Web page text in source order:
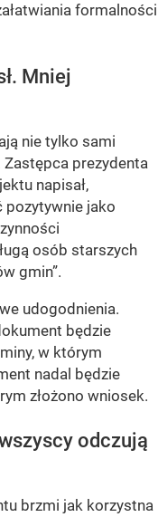
formalności
Mniej
nie tylko sami
prezydenta
napisał,
pozytywnie jako
osób starszych
gmin”.
udogodnienia.
będzie
w którym
nadal będzie
złożono wniosek.
odczują
brzmi jak korzystna